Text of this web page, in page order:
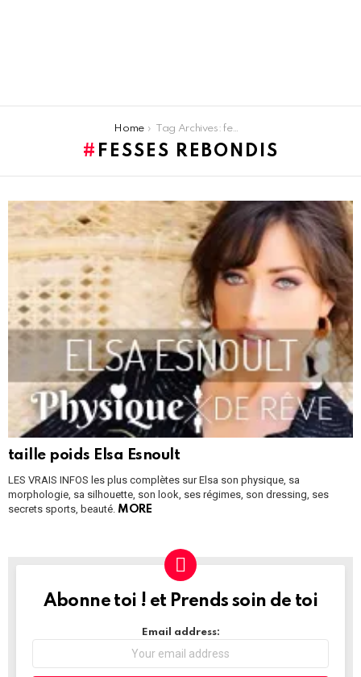
Home Tag Archives: fesses rebondis
FESSES REBONDIS
LATEST
STORIES
taille poids Elsa Esnoult
LES VRAIS INFOS les plus complètes sur Elsa son physique, sa
morphologie, sa silhouette, son look, ses régimes, son dressing, ses
secrets sports, beauté. MORE
NEWSLETTER
Abonne toi ! et Prends soin de toi
Email address: